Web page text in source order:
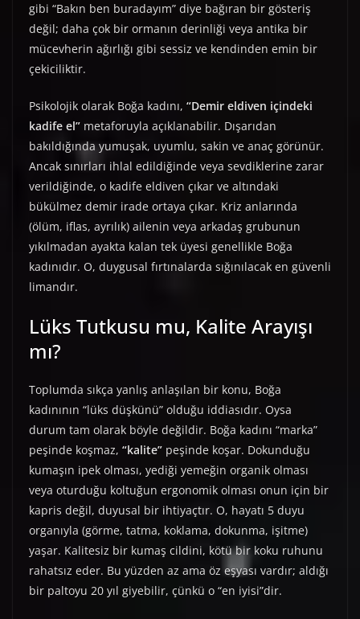
gibi “Bakın ben buradayım” diye bağıran bir gösteriş
değil; daha çok bir ormanın derinliği veya antika bir
mücevherin ağırlığı gibi sessiz ve kendinden emin bir
çekiciliktir.
Psikolojik olarak Boğa kadını, “Demir eldiven içindeki
kadife el” metaforuyla açıklanabilir. Dışarıdan
bakıldığında yumuşak, uyumlu, sakin ve anaç görünür.
Ancak sınırları ihlal edildiğinde veya sevdiklerine zarar
verildiğinde, o kadife eldiven çıkar ve altındaki
bükülmez demir irade ortaya çıkar. Kriz anlarında
(ölüm, iflas, ayrılık) ailenin veya arkadaş grubunun
yıkılmadan ayakta kalan tek üyesi genellikle Boğa
kadınıdır. O, duygusal fırtınalarda sığınılacak en güvenli
limandır.
Lüks Tutkusu mu, Kalite Arayışı
mı?
Toplumda sıkça yanlış anlaşılan bir konu, Boğa
kadınının “lüks düşkünü” olduğu iddiasıdır. Oysa
durum tam olarak böyle değildir. Boğa kadını “marka”
peşinde koşmaz, “kalite” peşinde koşar. Dokunduğu
kumaşın ipek olması, yediği yemeğin organik olması
veya oturduğu koltuğun ergonomik olması onun için bir
kapris değil, duyusal bir ihtiyaçtır. O, hayatı 5 duyu
organıyla (görme, tatma, koklama, dokunma, işitme)
yaşar. Kalitesiz bir kumaş cildini, kötü bir koku ruhunu
rahatsız eder. Bu yüzden az ama öz eşyası vardır; aldığı
bir paltoyu 20 yıl giyebilir, çünkü o “en iyisi”dir.